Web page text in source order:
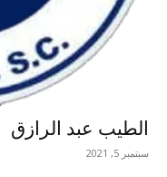
الطيب عبد الرازق
سبتمبر 5, 2021